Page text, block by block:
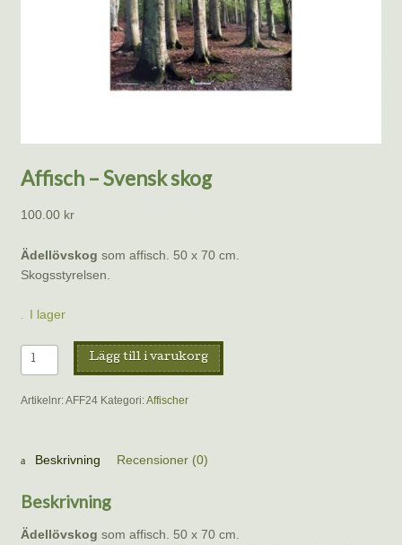
Affisch – Svensk skog
100.00 kr
Ädellövskog som affisch. 50 x 70 cm.
Skogsstyrelsen.
I lager
Affisch
–
Svensk
Lägg till i varukorg
Artikelnr:AFF24 Kategori:Affischer
Beskrivning Recensioner (0)
Beskrivning
Ädellövskog som affisch. 50 x 70 cm.